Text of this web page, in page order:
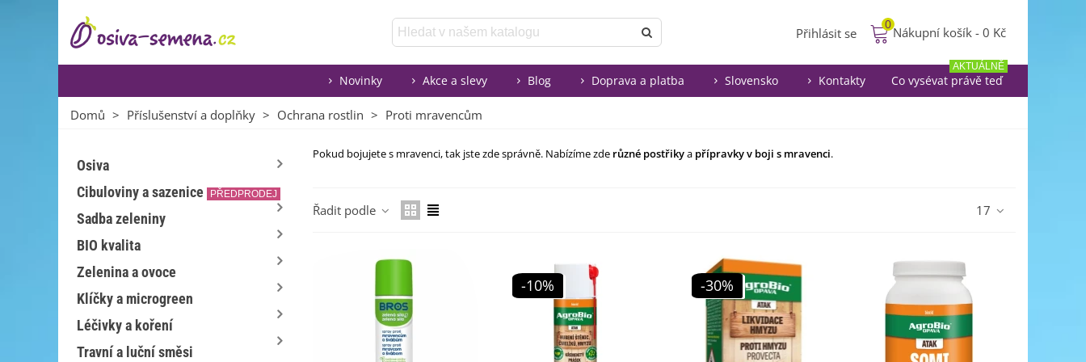
Přihlásit se
0
Nákupní košík - 0 Kč
Novinky Akce a slevy Blog Doprava a platba Slovensko Kontakty Co vysévat právě teď
AKTUÁLNĚ
Domů > Příslušenství a doplňky > Ochrana rostlin > Proti mravencům
Osiva
Cibuloviny a sazenice
PŘEDPRODEJ
Sadba zeleniny
BIO kvalita
Zelenina a ovoce
Klíčky a microgreen
Léčivky a koření
Travní a luční směsi
Pokud bojujete s mravenci, tak jste zde správně. Nabízíme zde různé postřikya přípravky v boji s mravenci.
Řadit podle 17
-10% -30%